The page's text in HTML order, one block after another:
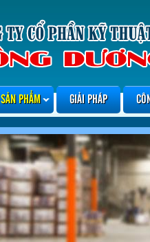
SẢN PHẨM GIẢI PHÁP